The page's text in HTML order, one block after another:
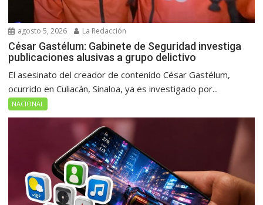
agosto 5, 2026 La Redacción
César Gastélum: Gabinete de Seguridad investiga
publicaciones alusivas a grupo delictivo
El asesinato del creador de contenido César Gastélum,
ocurrido en Culiacán, Sinaloa, ya es investigado por...
NACIONAL